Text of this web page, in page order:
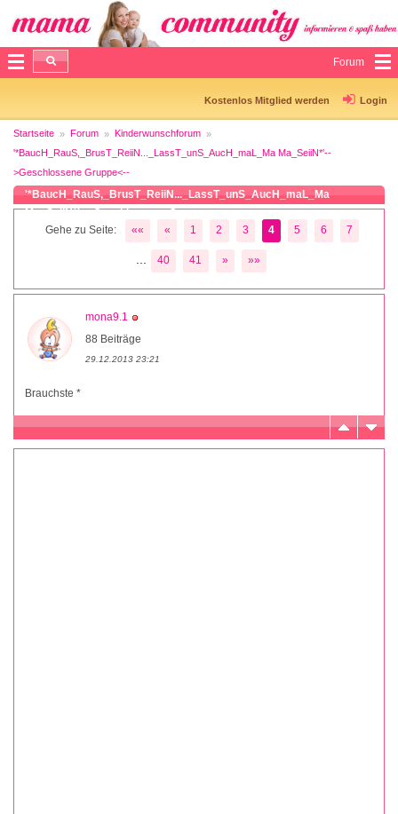
Forum
Kostenlos Mitglied werden Login
Startseite Forum
Kinderwunschforum
'*BaucH_RauS,_BrusT_ReiiN..._LassT_unS_AucH_maL_Ma Ma_SeiiN*'--
>Geschlossene Gruppe<--
'*BaucH_RauS,_BrusT_ReiiN..._LassT_unS_AucH_maL_Ma
Ma_SeiiN*'-->Geschlossene Gruppe<--
Gehe zu Seite:
«« « 1 2 3 4 5 6 7
40 41 » »»
mona9.1
88 Beiträge
29.12.2013 23:21
Brauchste *